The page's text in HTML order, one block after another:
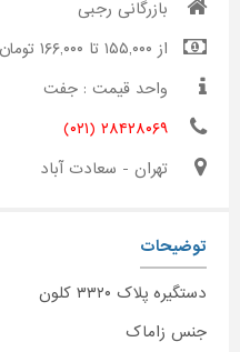
بازرگانی رجبی
از ۱۵۵,۰۰۰ تا ۱۶۶,۰۰۰ تومان
واحد قیمت : جفت
۲۸۴۲۸۰۶۹ (۰۲۱)
تهران - سعادت آباد
توضیحات
دستگیره پلاک ۳۳۲۰ کلون
جنس زاماک